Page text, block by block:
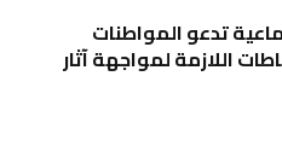
تدعو المواطنات
اللازمة لمواجهة آثار